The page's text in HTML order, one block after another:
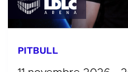
PITBULL